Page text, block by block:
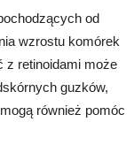
od
wzrostu komórek
z retinoidami może
guzków,
również pomóc